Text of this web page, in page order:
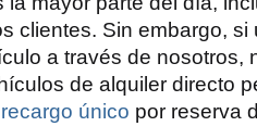
clientes. Sin embargo,
a través de nosotros,
de alquiler directo
único por reserva